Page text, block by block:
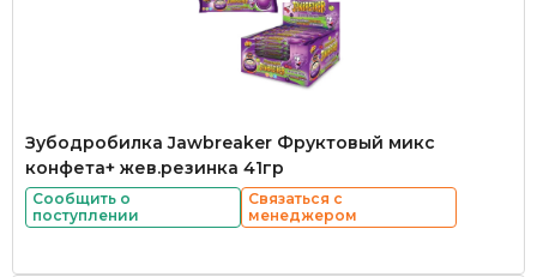
Зубодробилка Jawbreaker Фруктовый микс
конфета+ жев.резинка 41гр
Сообщить о
поступлении
Связаться с
менеджером